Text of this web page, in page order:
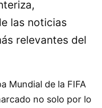
las noticias
relevantes del
Mundial de la FIFA
no solo por lo